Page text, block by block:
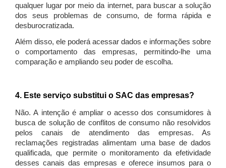
qualquer lugar por meio da internet, para buscar a solução
dos seus problemas de consumo, de forma rápida e
desburocratizada.
Além disso, ele poderá acessar dados e informações sobre
o comportamento das empresas, permitindo-lhe uma
comparação e ampliando seu poder de escolha.
4. Este serviço substitui o SAC das empresas?
Não. A intenção é ampliar o acesso dos consumidores à
busca de solução de conflitos de consumo não resolvidos
pelos canais de atendimento das empresas. As
reclamações registradas alimentam uma base de dados
qualificada, que permite o monitoramento da efetividade
desses canais das empresas e oferece insumos para o